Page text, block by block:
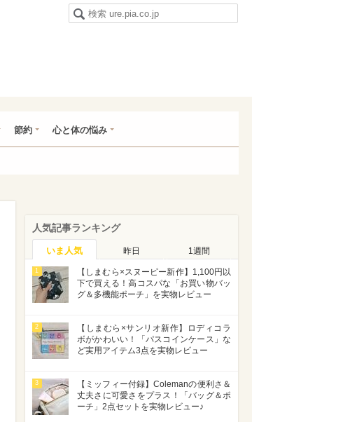
節約 心と体の悩み
人気記事ランキング
いま人気 昨日 1週間
1
【しまむら×スヌーピー新作】1,100円以
下で買える！高コスパな「お買い物バッ
グ＆多機能ポーチ」を実物レビュー
2
【しまむら×サンリオ新作】ロディコラ
ボがかわいい！「パスコインケース」な
ど実用アイテム3点を実物レビュー
3
【ミッフィー付録】Colemanの便利さ＆
丈夫さに可愛さをプラス！「バッグ＆ポ
ーチ」2点セットを実物レビュー♪